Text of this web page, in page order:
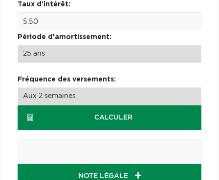
Taux d'intérêt:
Période d'amortissement:
Fréquence des versements:
CALCULER
NOTE LÉGALE